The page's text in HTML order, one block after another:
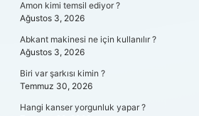
Amon kimi temsil ediyor ?
Ağustos 3, 2026
Abkant makinesi ne için kullanılır ?
Ağustos 3, 2026
Biri var şarkısı kimin ?
Temmuz 30, 2026
Hangi kanser yorgunluk yapar ?